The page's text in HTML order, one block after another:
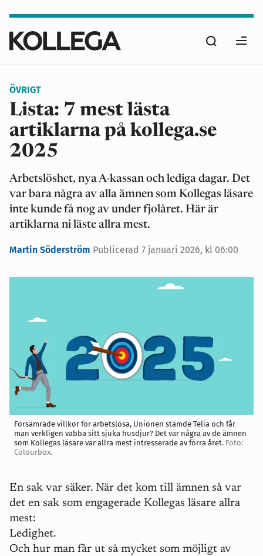
huvudinnehåll
Sök
ÖVRIGT
Lista: 7 mest lästa
artiklarna på kollega.se
2025
Arbetslöshet, nya A-kassan och lediga dagar. Det
var bara några av alla ämnen som Kollegas läsare
inte kunde få nog av under fjolåret. Här är
artiklarna ni läste allra mest.
Martin Söderström Publicerad 7 januari 2026, kl 06:00
Försämrade villkor för arbetslösa, Unionen stämde Telia och får
man verkligen vabba sitt sjuka husdjur? Det var några av de ämnen
som Kollegas läsare var allra mest intresserade av förra året. Foto:
Colourbox.
En sak var säker. När det kom till ämnen så var
det en sak som engagerade Kollegas läsare allra
mest:
Ledighet.
Och hur man får ut så mycket som möjligt av